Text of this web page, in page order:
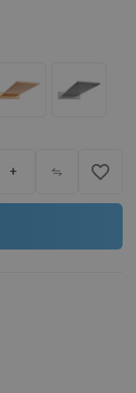
+ favorite_border